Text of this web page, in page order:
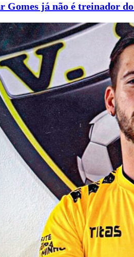
Gomes já não é treinador